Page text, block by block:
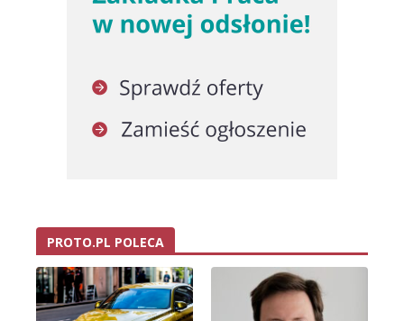
PROTO.PL POLECA